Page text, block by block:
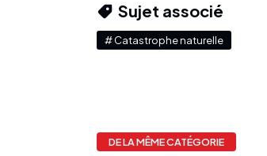
Sujet associé
# Catastrophe naturelle
DE LA MÊME CATÉGORIE